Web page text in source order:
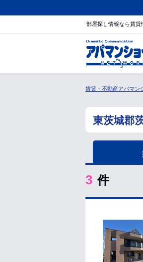
部屋探し情報なら賃貸
賃貸・不動産アパマン
東茨城郡
3 件